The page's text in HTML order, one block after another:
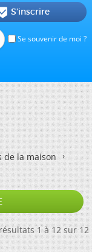
Se souvenir de moi ?
S'inscrire
de la maison
1 à 12 sur 12